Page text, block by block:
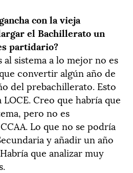
con la vieja
el Bachillerato un
partidario?
al sistema a lo mejor no es
convertir algún año de
del prebachillerato. Esto
Creo que habría que
pero no es
Lo que no se podría
y añadir un año
que analizar muy